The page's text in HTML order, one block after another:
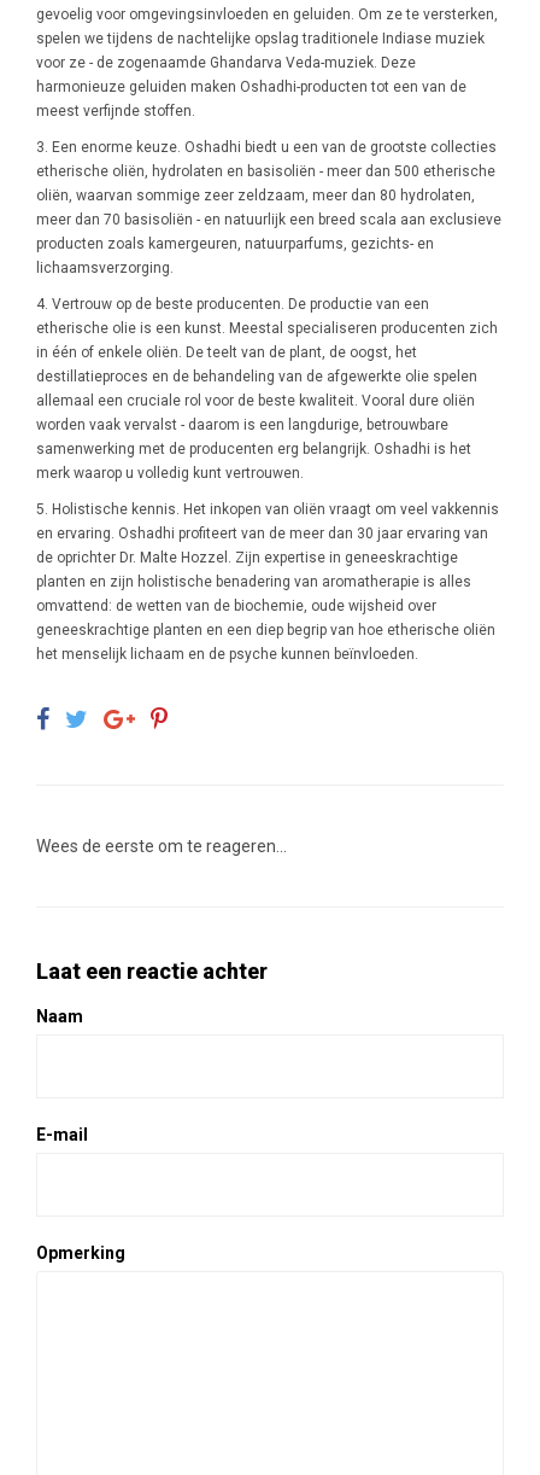
gevoelig voor omgevingsinvloeden en geluiden. Om ze te versterken,
spelen we tijdens de nachtelijke opslag traditionele Indiase muziek
voor ze - de zogenaamde Ghandarva Veda-muziek. Deze
harmonieuze geluiden maken Oshadhi-producten tot een van de
meest verfijnde stoffen.
3. Een enorme keuze. Oshadhi biedt u een van de grootste collecties
etherische oliën, hydrolaten en basisoliën - meer dan 500 etherische
oliën, waarvan sommige zeer zeldzaam, meer dan 80 hydrolaten,
meer dan 70 basisoliën - en natuurlijk een breed scala aan exclusieve
producten zoals kamergeuren, natuurparfums, gezichts- en
lichaamsverzorging.
4. Vertrouw op de beste producenten. De productie van een
etherische olie is een kunst. Meestal specialiseren producenten zich
in één of enkele oliën. De teelt van de plant, de oogst, het
destillatieproces en de behandeling van de afgewerkte olie spelen
allemaal een cruciale rol voor de beste kwaliteit. Vooral dure oliën
worden vaak vervalst - daarom is een langdurige, betrouwbare
samenwerking met de producenten erg belangrijk. Oshadhi is het
merk waarop u volledig kunt vertrouwen.
5. Holistische kennis. Het inkopen van oliën vraagt ​​om veel vakkennis
en ervaring. Oshadhi profiteert van de meer dan 30 jaar ervaring van
de oprichter Dr. Malte Hozzel. Zijn expertise in geneeskrachtige
planten en zijn holistische benadering van aromatherapie is alles
omvattend: de wetten van de biochemie, oude wijsheid over
geneeskrachtige planten en een diep begrip van hoe etherische oliën
het menselijk lichaam en de psyche kunnen beïnvloeden.
Wees de eerste om te reageren...
Laat een reactie achter
Naam
E-mail
Opmerking